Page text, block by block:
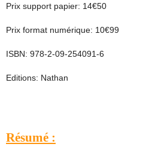
Prix support papier: 14€50
Prix format numérique: 10€99
ISBN: 978-2-09-254091-6
Editions: Nathan
Résumé :